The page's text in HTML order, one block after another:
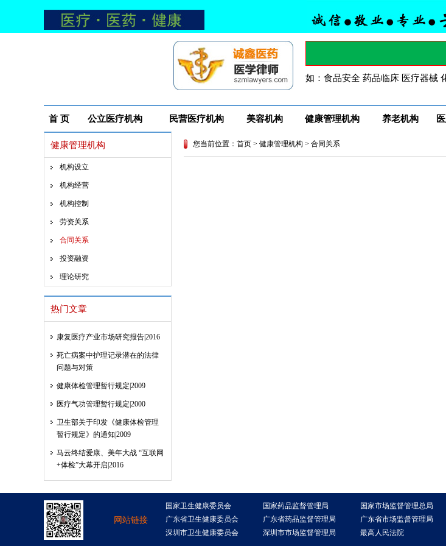
如：食品安全 药品临床 医疗器械
首 页 公立医疗机构 民营医疗机构 美容机构 健康管理机构 养老机构
健康管理机构
机构设立
机构经营
机构控制
劳资关系
合同关系
投资融资
理论研究
热门文章
康复医疗产业市场研究报告|2016
死亡病案中护理记录潜在的法律
问题与对策
健康体检管理暂行规定|2009
医疗气功管理暂行规定|2000
卫生部关于印发《健康体检管理
暂行规定》的通知|2009
马云终结爱康、美年大战 “互联网
+体检”大幕开启|2016
您当前位置： 首页 > 健康管理机构 > 合同关系
网站链接
国家卫生健康委员会 国家药品监督管理局
国家市场监督管理总局
广东省卫生健康委员会
广东省药品监督管理局
广东省市场监督管理局
深圳市卫生健康委员会
深圳市市场监督管理局 最高人民法院